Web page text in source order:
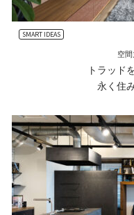
SMART IDEAS
空
トラッド
永く住